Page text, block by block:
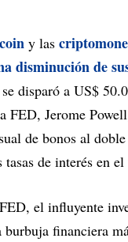
y las
disminución de
disparó a US$
FED, Jerome
de bonos al
tasas de interés en
el influyente
financiera